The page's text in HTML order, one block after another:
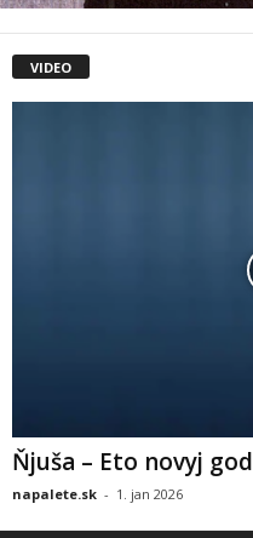
VIDEO
Ňjuša – Eto novyj god
napalete.sk - 1. jan 2026